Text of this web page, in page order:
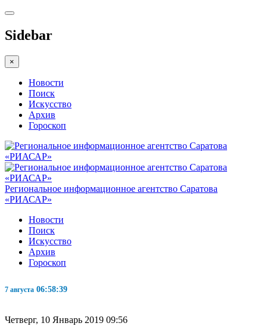
Sidebar
×
Новости
Поиск
Искусство
Архив
Гороскоп
Региональное информационное агентство Саратова
«РИАСАР»
Новости
Поиск
Искусство
Архив
Гороскоп
7 августа 06:58:40
Четверг, 10 Январь 2019 09:56